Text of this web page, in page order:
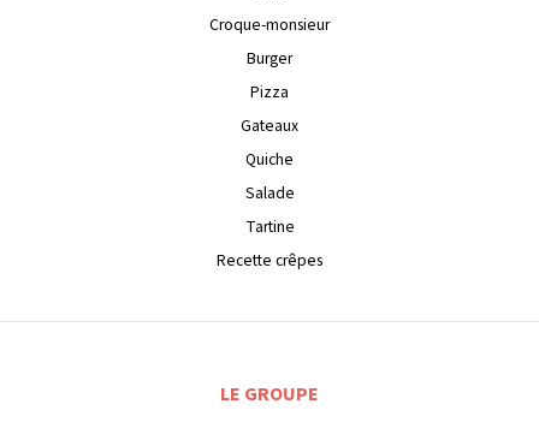
Croque-monsieur
Burger
Pizza
Gateaux
Quiche
Salade
Tartine
Recette crêpes
LE GROUPE